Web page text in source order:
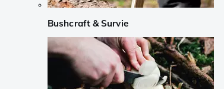
Bushcraft & Survie